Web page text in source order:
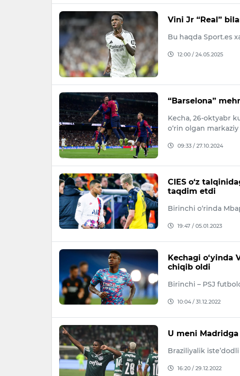
Vini Jr “Real”
Bu haqda Sport.es
12:00 / 24.05.2025
“Barselona”
Kecha, 26-oktyabr
o‘rin olgan
09:33 / 27.10.2024
CIES o‘z
taqdim etdi
Birinchi o‘rinda
19:47 / 05.01.2023
Kechagi o‘yinda
chiqib oldi
Birinchi – PSJ
10:04 / 31.12.2022
U meni
Braziliyalik
16:20 / 29.12.2022